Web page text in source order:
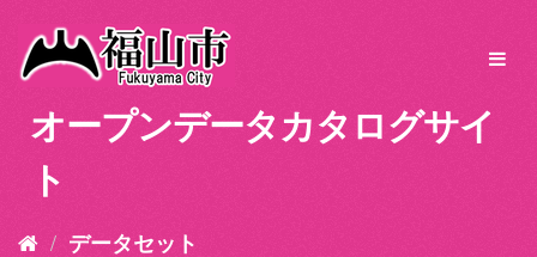
オープンデータカタログサイ
ト
データセット